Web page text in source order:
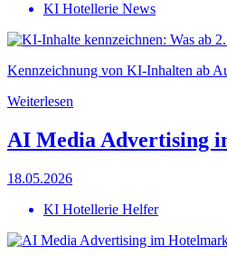
KI Hotellerie News
Kennzeichnung von KI-Inhalten ab
Weiterlesen
AI Media Advertising
18.05.2026
KI Hotellerie Helfer